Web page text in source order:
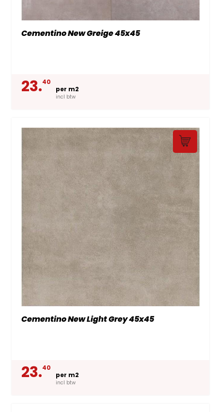
Cementino New Greige 45x45
23.40
per m2
incl btw
Cementino New Light Grey 45x45
23.40
per m2
incl btw